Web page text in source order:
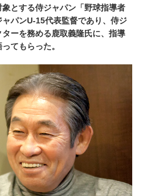
とする侍ジャパン「野球指導者
パンU-15代表監督であり、侍ジ
ーを務める鹿取義隆氏に、指導
てもらった。